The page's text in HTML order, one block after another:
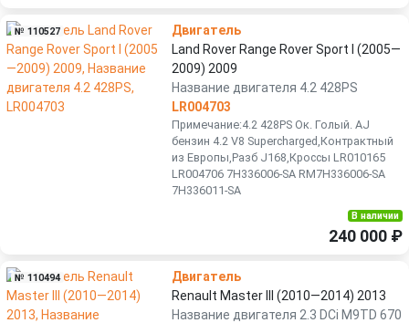
№ 110527
Двигатель
Land Rover Range Rover Sport I (2005—
2009) 2009
Название двигателя 4.2 428PS
LR004703
Примечание:4.2 428PS Ок. Голый. AJ
бензин 4.2 V8 Supercharged,Контрактный
из Европы,Разб J168,Кроссы LR010165
LR004706 7H336006-SA RM7H336006-SA
7H336011-SA
В наличии
240 000 ₽
№ 110494
Двигатель
Renault Master III (2010—2014) 2013
Название двигателя 2.3 DCi M9TD 670